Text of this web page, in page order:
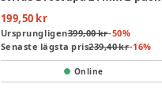
199,50 kr
Ursprungligen399,00 kr-50%
Senaste lägsta pris239,40 kr-16%
Online